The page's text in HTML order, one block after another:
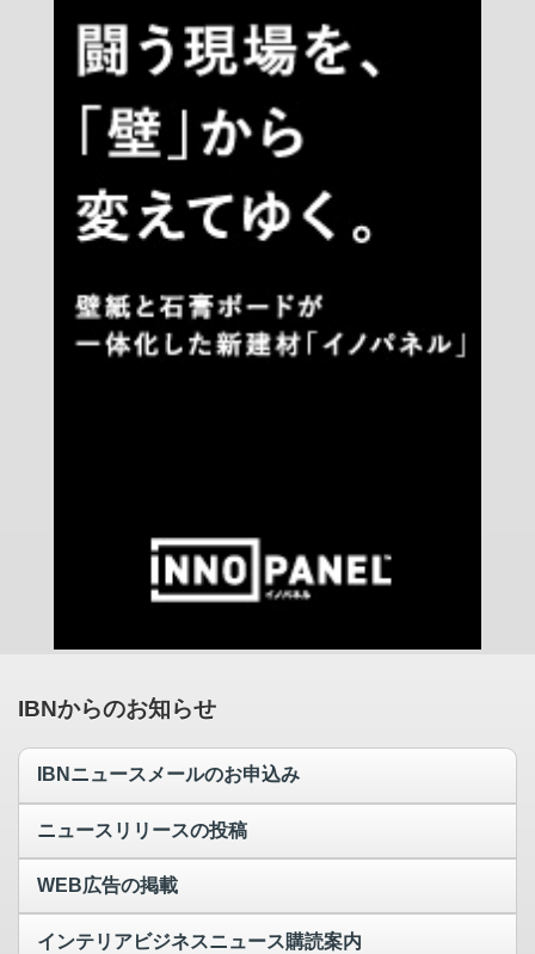
IBNからのお知らせ
IBNニュースメールのお申込み
ニュースリリースの投稿
WEB広告の掲載
インテリアビジネスニュース購読案内